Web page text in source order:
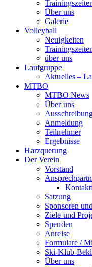
Über uns
Galerie
Volleyball
Neuigkeiten
über uns
Laufgruppe
Aktuelles –
MTBO
MTBO News
Über uns
Anmeldung
Teilnehmer
Ergebnisse
Harzquerung
Der Verein
Vorstand
Satzung
Sponsoren
Ziele und
Spenden
Anreise
Formulare /
Ski-Klub-
Über uns